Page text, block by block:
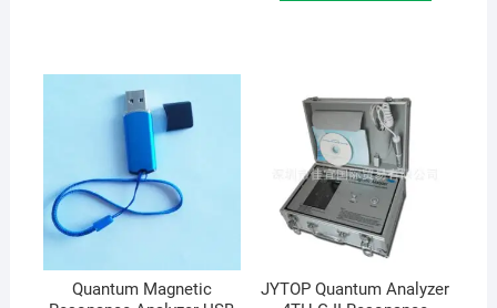
Quantum Magnetic
JYTOP Quantum Analyzer